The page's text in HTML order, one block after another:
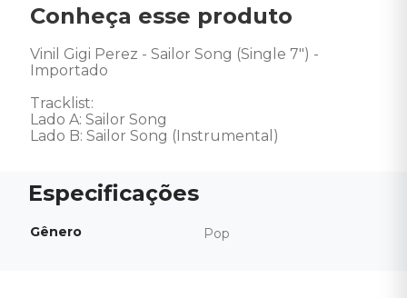
Conheça esse produto
Vinil Gigi Perez - Sailor Song (Single 7") -
Importado
Tracklist:
Lado A: Sailor Song
Lado B: Sailor Song (Instrumental)
Gênero Pop